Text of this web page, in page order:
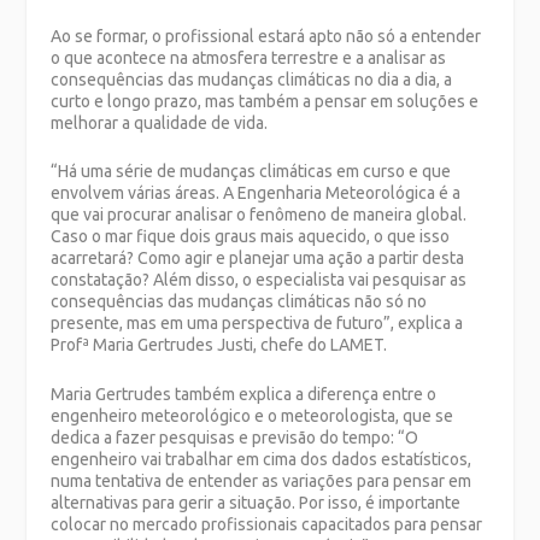
Ao se formar, o profissional estará apto não só a entender
o que acontece na atmosfera terrestre e a analisar as
consequências das mudanças climáticas no dia a dia, a
curto e longo prazo, mas também a pensar em soluções e
melhorar a qualidade de vida.
“Há uma série de mudanças climáticas em curso e que
envolvem várias áreas. A Engenharia Meteorológica é a
que vai procurar analisar o fenômeno de maneira global.
Caso o mar fique dois graus mais aquecido, o que isso
acarretará? Como agir e planejar uma ação a partir desta
constatação? Além disso, o especialista vai pesquisar as
consequências das mudanças climáticas não só no
presente, mas em uma perspectiva de futuro”, explica a
Profª Maria Gertrudes Justi, chefe do LAMET.
Maria Gertrudes também explica a diferença entre o
engenheiro meteorológico e o meteorologista, que se
dedica a fazer pesquisas e previsão do tempo: “O
engenheiro vai trabalhar em cima dos dados estatísticos,
numa tentativa de entender as variações para pensar em
alternativas para gerir a situação. Por isso, é importante
colocar no mercado profissionais capacitados para pensar